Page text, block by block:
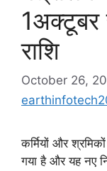
1अक्टूबर
राशि
October 26,
कर्मियों और
गया है और यह नए